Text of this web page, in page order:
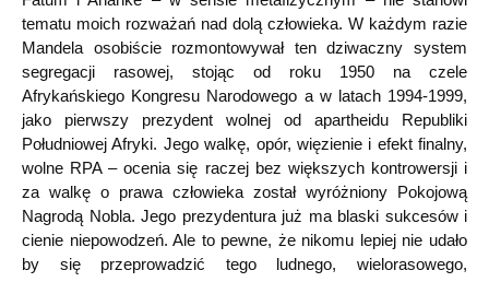
tematu moich rozważań nad dolą człowieka. W każdym razie
Mandela osobiście rozmontowywał ten dziwaczny system
segregacji rasowej, stojąc od roku 1950 na czele
Afrykańskiego Kongresu Narodowego a w latach 1994-1999,
jako pierwszy prezydent wolnej od apartheidu Republiki
Południowej Afryki. Jego walkę, opór, więzienie i efekt finalny,
wolne RPA – ocenia się raczej bez większych kontrowersji i
za walkę o prawa człowieka został wyróżniony Pokojową
Nagrodą Nobla. Jego prezydentura już ma blaski sukcesów i
cienie niepowodzeń. Ale to pewne, że nikomu lepiej nie udało
by się przeprowadzić tego ludnego, wielorasowego,